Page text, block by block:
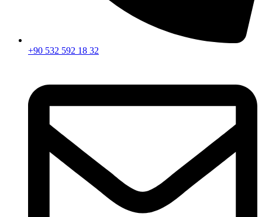
+90 532 592 18 32